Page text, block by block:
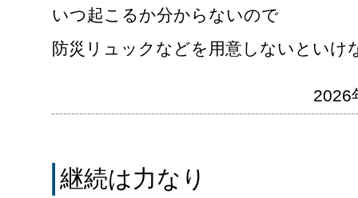
いつ起こるか分からないので
防災リュックなどを用意しないといけ
2026
継続は力なり